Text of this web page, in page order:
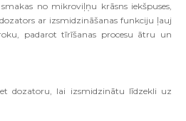
no mikroviļņu krāsns iekšpuses,
ar izsmidzināšanas funkciju ļauj
padarot tīrīšanas procesu ātru un
dozatoru, lai izsmidzinātu līdzekli uz